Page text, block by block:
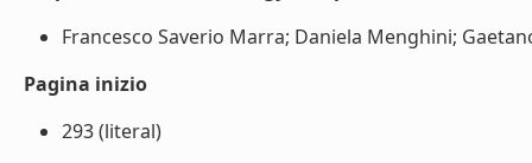
Francesco Saverio Marra; Daniela Menghini;
Pagina inizio
293 (literal)